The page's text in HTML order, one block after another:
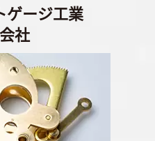
ゲージ工業
社